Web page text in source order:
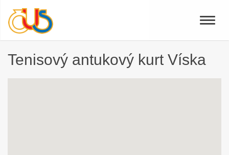
Toggle
Tenisový antukový kurt Víska